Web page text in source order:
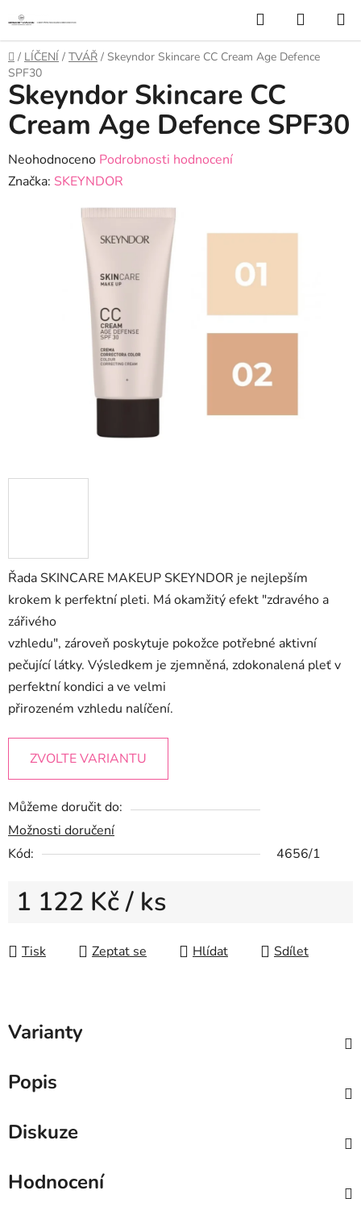
na
obsah
Hledat
KOŠÍK
Domů
/ LÍČENÍ / TVÁŘ / Skeyndor Skincare CC Cream Age Defence
SPF30
Řada SKINCARE MAKEUP SKEYNDOR je nejlepším
krokem k perfektní pleti. Má okamžitý efekt "zdravého a
zářivého
vzhledu", zároveň poskytuje pokožce potřebné aktivní
pečující látky. Výsledkem je zjemněná, zdokonalená pleť v
perfektní kondici a ve velmi
přirozeném vzhledu nalíčení.
ZVOLTE VARIANTU
Můžeme doručit do:
Možnosti doručení
Kód:
4656/1
1 122 Kč/ ks
Tisk
Zeptat se Hlídat Sdílet
Skeyndor Skincare CC
Cream Age Defence SPF30
Průměrné
hodnocení
Neohodnoceno Podrobnosti hodnocení
Značka: SKEYNDOR
Varianty
Popis
Diskuze
Hodnocení